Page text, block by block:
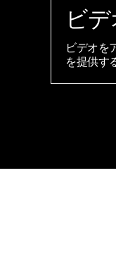
ビ
ビデオを
を提供す